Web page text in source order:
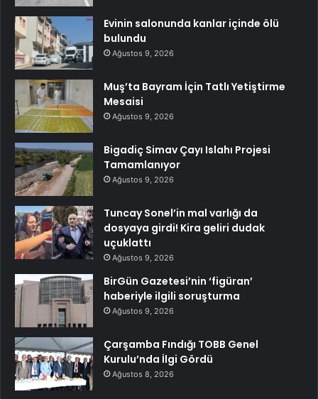
Evinin salonunda kanlar içinde ölü
bulundu
Ağustos 9, 2026
Muş’ta Bayram İçin Tatlı Yetiştirme
Mesaisi
Ağustos 9, 2026
Bigadiç Simav Çayı Islahı Projesi
Tamamlanıyor
Ağustos 9, 2026
Tuncay Sonel’in mal varlığı da
dosyaya girdi! Kira geliri dudak
uçuklattı
Ağustos 9, 2026
BirGün Gazetesi’nin ‘figüran’
haberiyle ilgili soruşturma
Ağustos 9, 2026
Çarşamba Fındığı TOBB Genel
Kurulu’nda İlgi Gördü
Ağustos 8, 2026